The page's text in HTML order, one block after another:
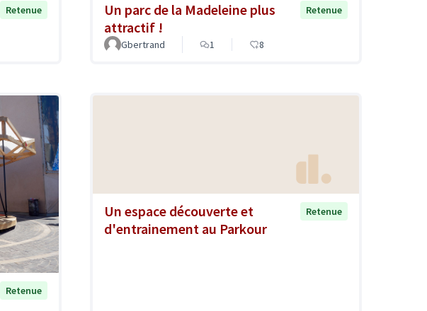
Retenue
Un parc de la Madeleine plus
attractif !
Retenue
Gbertrand 1 8
Retenue
Un espace découverte et
d'entrainement au Parkour
Retenue